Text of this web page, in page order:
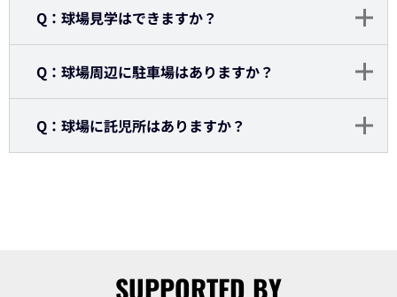
Q：球場見学はできますか？
Q：球場周辺に駐車場はありますか？
Q：球場に託児所はありますか？
SUPPORTED BY